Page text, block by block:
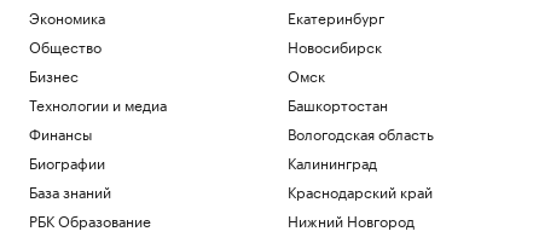
Генеалогический бум: почему люди
массово увлеклись семейной историей
Подписка на РБК
Почему инвесторы выбирают офисы в
оживленных районах Москвы
РБК и Upside
Трамп отпросился с заседания Госдепа
пораньше, чтобы «вести войну». Видео
Политика
Экономика
Общество
Бизнес
Технологии и медиа
Финансы
Биографии
База знаний
РБК Образование
Екатеринбург
Новосибирск
Омск
Башкортостан
Вологодская область
Калининград
Краснодарский край
Нижний Новгород